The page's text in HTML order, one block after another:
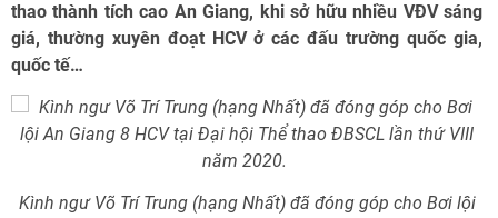
thao thành tích cao An Giang, khi sở hữu nhiều VÐV sáng
giá, thường xuyên đoạt HCV ở các đấu trường quốc gia,
quốc tế…
Kình ngư Võ Trí Trung (hạng Nhất) đã đóng góp cho Bơi lội